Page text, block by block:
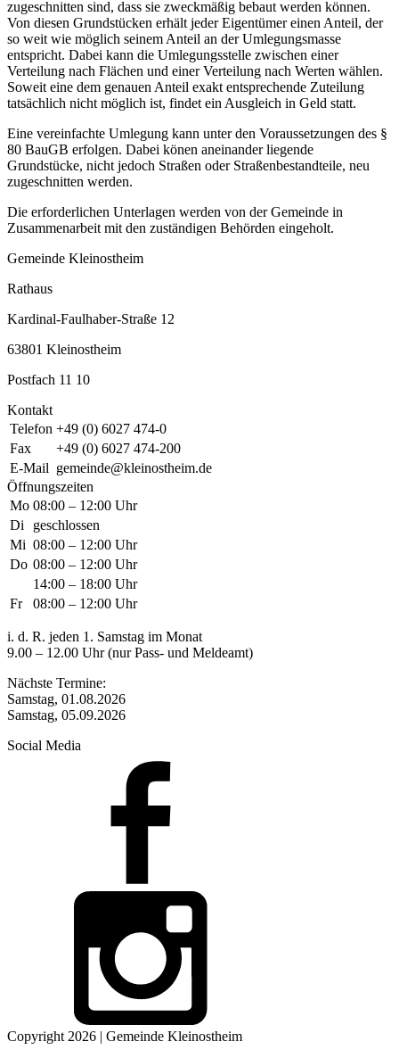
zugeschnitten sind, dass sie zweckmäßig bebaut werden können.
Von diesen Grundstücken erhält jeder Eigentümer einen Anteil, der
so weit wie möglich seinem Anteil an der Umlegungsmasse
entspricht. Dabei kann die Umlegungsstelle zwischen einer
Verteilung nach Flächen und einer Verteilung nach Werten wählen.
Soweit eine dem genauen Anteil exakt entsprechende Zuteilung
tatsächlich nicht möglich ist, findet ein Ausgleich in Geld statt.
Eine vereinfachte Umlegung kann unter den Voraussetzungen des §
80 BauGB erfolgen. Dabei könen aneinander liegende
Grundstücke, nicht jedoch Straßen oder Straßenbestandteile, neu
zugeschnitten werden.
Die erforderlichen Unterlagen werden von der Gemeinde in
Zusammenarbeit mit den zuständigen Behörden eingeholt.
Gemeinde Kleinostheim
Rathaus
Kardinal-Faulhaber-Straße 12
63801 Kleinostheim
Postfach 11 10
Kontakt
Telefon +49 (0) 6027 474-0
Fax
+49 (0) 6027 474-200
E-Mail gemeinde@kleinostheim.de
Öffnungszeiten
Mo 08:00 – 12:00 Uhr
Di
geschlossen
Mi 08:00 – 12:00 Uhr
Do 08:00 – 12:00 Uhr
14:00 – 18:00 Uhr
Fr
08:00 – 12:00 Uhr
i. d. R. jeden 1. Samstag im Monat
9.00 – 12.00 Uhr (nur Pass- und Meldeamt)
Nächste Termine:
Samstag, 01.08.2026
Samstag, 05.09.2026
Social Media
Copyright 2026 | Gemeinde Kleinostheim